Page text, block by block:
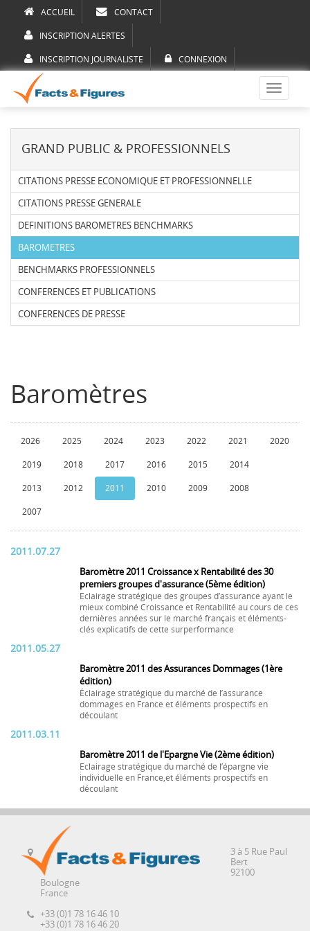
ACCUEIL CONTACT
INSCRIPTION ALERTES
INSCRIPTION JOURNALISTE CONNEXION
Toggle
GRAND PUBLIC & PROFESSIONNELS
CITATIONS PRESSE ECONOMIQUE ET PROFESSIONNELLE
CITATIONS PRESSE GENERALE
DEFINITIONS BAROMETRES BENCHMARKS
BAROMETRES
BENCHMARKS PROFESSIONNELS
CONFERENCES ET PUBLICATIONS
CONFERENCES DE PRESSE
Baromètres
2026 2025 2024 2023 2022 2021 2020
2019 2018 2017 2016 2015 2014
2013 2012 2011 2010 2009 2008
2007
2011.07.27
Baromètre 2011 Croissance x Rentabilité des 30
premiers groupes d'assurance (5ème édition)
Eclairage stratégique des groupes d’assurance ayant le
mieux combiné Croissance et Rentabilité au cours de ces
dernières années sur le marché français et éléments-
clés explicatifs de cette surperformance
2011.05.27
Baromètre 2011 des Assurances Dommages (1ère
édition)
Éclairage stratégique du marché de l’assurance
dommages en France et éléments prospectifs en
découlant
2011.03.11
Baromètre 2011 de l'Epargne Vie (2ème édition)
Eclairage stratégique du marché de l’épargne vie
individuelle en France,et éléments prospectifs en
découlant
3 à 5 Rue Paul
Bert
92100
Boulogne
France
+33 (0)1 78 16 46 10
+33 (0)1 78 16 46 20